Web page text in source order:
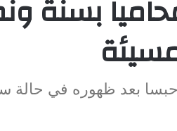
بعد ظهوره في حالة